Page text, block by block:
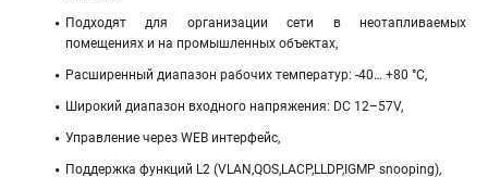
Подходят для организации сети в неотапливаемых
помещениях и на промышленных объектах,
Расширенный диапазон рабочих температур: -40… +80 °С,
Широкий диапазон входного напряжения: DC 12–57V,
Управление через WEB интерфейс,
Поддержка функций L2 (VLAN,QOS,LACP,LLDP,IGMP snooping),